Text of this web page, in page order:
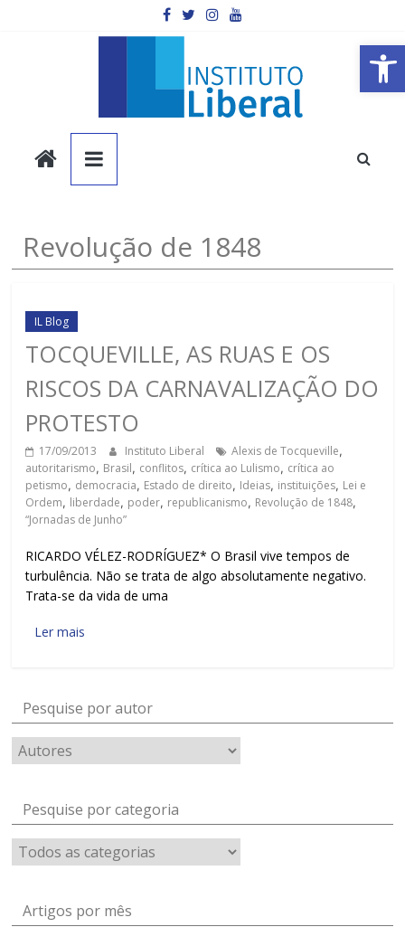
Barra de Ferramentas Aberta
Instituto
Liberal
Você
é
mais
importante
da
sociedade.
Revolução de 1848
IL Blog
TOCQUEVILLE, AS RUAS E OS
RISCOS DA CARNAVALIZAÇÃO DO
PROTESTO
17/09/2013 Instituto Liberal Alexis de Tocqueville,
autoritarismo, Brasil, conflitos, crítica ao Lulismo, crítica ao
petismo, democracia, Estado de direito, Ideias, instituições, Lei e
Ordem, liberdade, poder, republicanismo, Revolução de 1848,
“Jornadas de Junho”
RICARDO VÉLEZ-RODRÍGUEZ* O Brasil vive tempos de
turbulência. Não se trata de algo absolutamente negativo.
Trata-se da vida de uma
Ler mais
Pesquise por autor
Pesquise por categoria
Artigos por mês